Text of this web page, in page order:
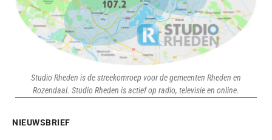
Studio Rheden is de streekomroep voor de gemeenten Rheden en
Rozendaal. Studio Rheden is actief op radio, televisie en online.
NIEUWSBRIEF